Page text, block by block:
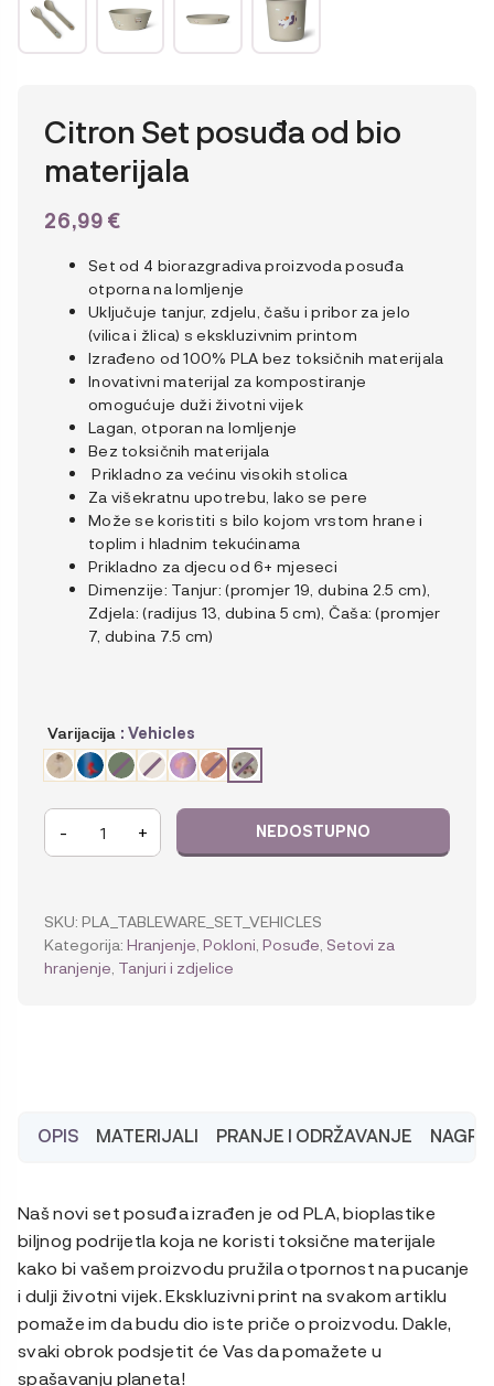
Citron Set posuđa od bio
materijala
26,99 €
Set od 4 biorazgradiva proizvoda posuđa
otporna na lomljenje
Uključuje tanjur, zdjelu, čašu i pribor za jelo
(vilica i žlica) s ekskluzivnim printom
Izrađeno od 100% PLA bez toksičnih materijala
Inovativni materijal za kompostiranje
omogućuje duži životni vijek
Lagan, otporan na lomljenje
Bez toksičnih materijala
Prikladno za većinu visokih stolica
Za višekratnu upotrebu, lako se pere
Može se koristiti s bilo kojom vrstom hrane i
toplim i hladnim tekućinama
Prikladno za djecu od 6+ mjeseci
Dimenzije: Tanjur: (promjer 19, dubina 2.5 cm),
Zdjela: (radijus 13, dubina 5 cm), Čaša: (promjer
7, dubina 7.5 cm)
Varijacija : Vehicles
Citron
Set
bio
materijala
količina
- +
SKU: PLA_TABLEWARE_SET_VEHICLES
Kategorija: Hranjenje Pokloni Posuđe Setovi za
hranjenje Tanjuri i zdjelice
OPIS MATERIJALI PRANJE I ODRŽAVANJE
Naš novi set posuđa izrađen je od PLA, bioplastike
biljnog podrijetla koja ne koristi toksične materijale
kako bi vašem proizvodu pružila otpornost na pucanje
i dulji životni vijek. Ekskluzivni print na svakom artiklu
pomaže im da budu dio iste priče o proizvodu. Dakle,
svaki obrok podsjetit će Vas da pomažete u
spašavanju planeta!